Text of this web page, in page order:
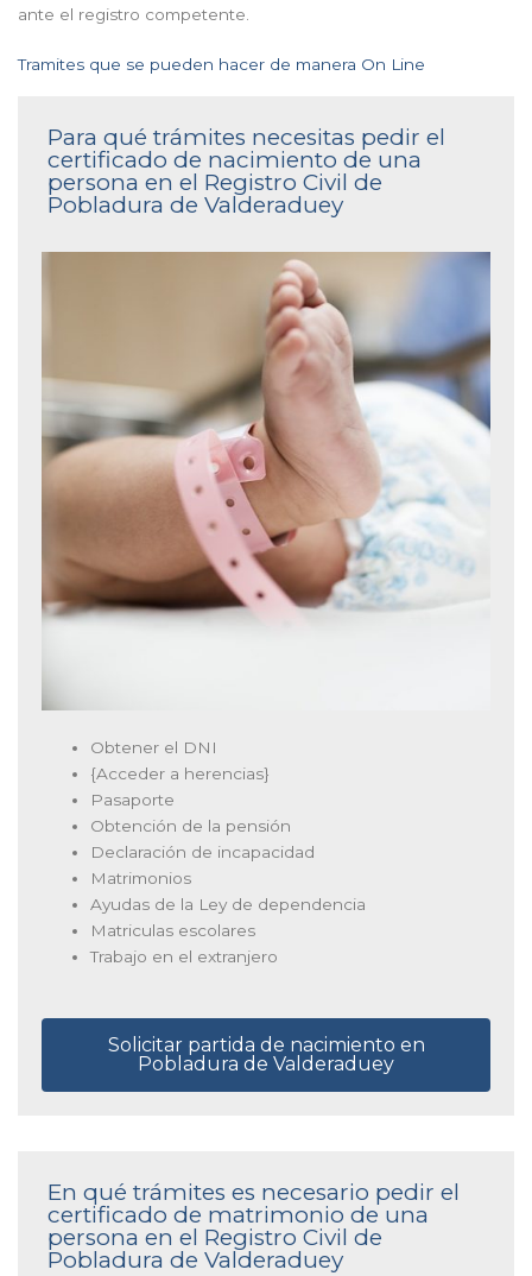
ante el registro competente.
Tramites que se pueden hacer de manera On Line
Para qué trámites necesitas pedir el
certificado de nacimiento de una
persona en el Registro Civil de
Pobladura de Valderaduey
Obtener el DNI
{Acceder a herencias}
Pasaporte
Obtención de la pensión
Declaración de incapacidad
Matrimonios
Ayudas de la Ley de dependencia
Matriculas escolares
Trabajo en el extranjero
Solicitar partida de nacimiento en
Pobladura de Valderaduey
En qué trámites es necesario pedir el
certificado de matrimonio de una
persona en el Registro Civil de
Pobladura de Valderaduey